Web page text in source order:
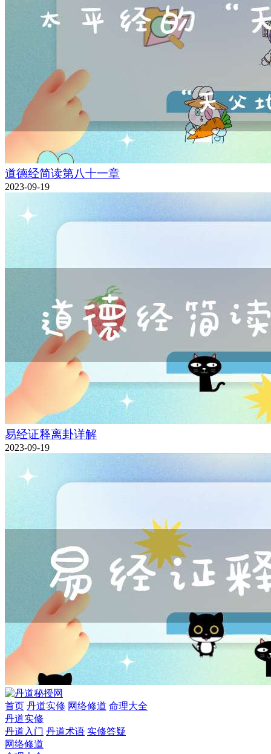
道德经简读第八十一章
2023-09-19
易经证释离卦详解
2023-09-19
首页 丹道实修 网络修道 命理大全
丹道实修
丹道入门 丹道术语 实修答疑
网络修道